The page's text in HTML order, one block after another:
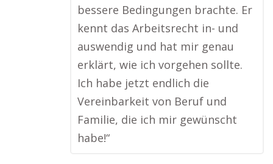
bessere Bedingungen brachte. Er
kennt das Arbeitsrecht in- und
auswendig und hat mir genau
erklärt, wie ich vorgehen sollte.
Ich habe jetzt endlich die
Vereinbarkeit von Beruf und
Familie, die ich mir gewünscht
habe!“